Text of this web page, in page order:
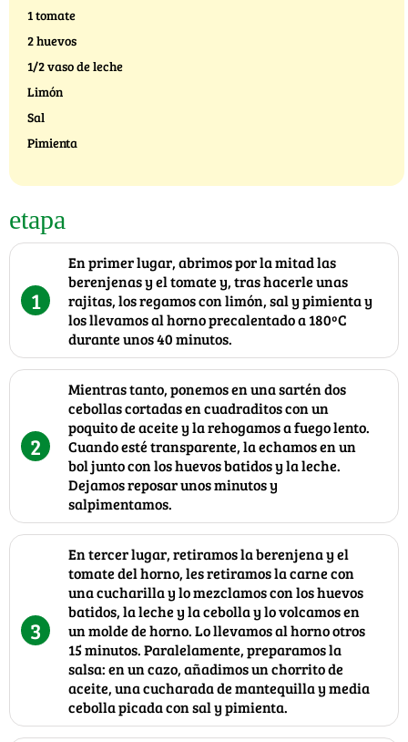
1 tomate
2 huevos
1/2 vaso de leche
Limón
Sal
Pimienta
etapa
1
En primer lugar, abrimos por la mitad las
berenjenas y el tomate y, tras hacerle unas
rajitas, los regamos con limón, sal y pimienta y
los llevamos al horno precalentado a 180ºC
durante unos 40 minutos.
2
Mientras tanto, ponemos en una sartén dos
cebollas cortadas en cuadraditos con un
poquito de aceite y la rehogamos a fuego lento.
Cuando esté transparente, la echamos en un
bol junto con los huevos batidos y la leche.
Dejamos reposar unos minutos y
salpimentamos.
3
En tercer lugar, retiramos la berenjena y el
tomate del horno, les retiramos la carne con
una cucharilla y lo mezclamos con los huevos
batidos, la leche y la cebolla y lo volcamos en
un molde de horno. Lo llevamos al horno otros
15 minutos. Paralelamente, preparamos la
salsa: en un cazo, añadimos un chorrito de
aceite, una cucharada de mantequilla y media
cebolla picada con sal y pimienta.